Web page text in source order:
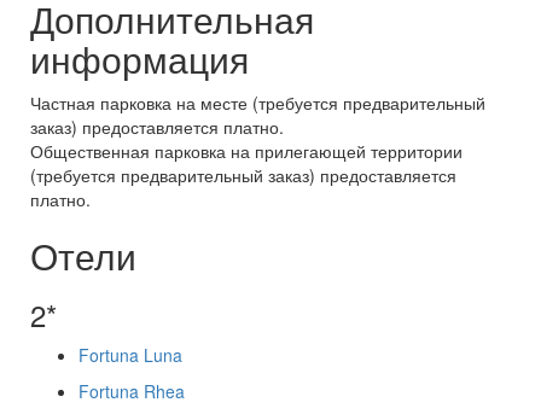
Дополнительная
информация
Частная парковка на месте (требуется предварительный
заказ) предоставляется платно.
Общественная парковка на прилегающей территории
(требуется предварительный заказ) предоставляется
платно.
Отели
2*
Fortuna Luna
Fortuna Rhea